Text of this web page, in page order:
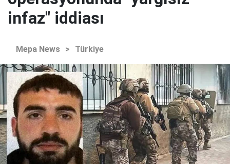
infaz" iddiası
Mepa News > Türkiye